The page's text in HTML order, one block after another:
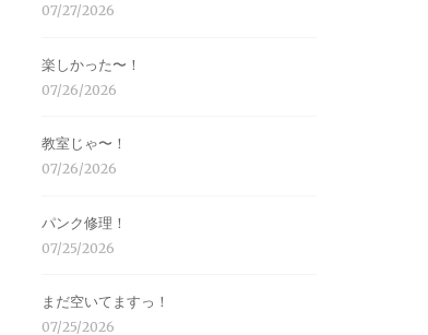
07/27/2026
楽しかった〜！
07/26/2026
教室じゃ〜！
07/26/2026
パンク修理！
07/25/2026
まだ空いてますっ！
07/25/2026